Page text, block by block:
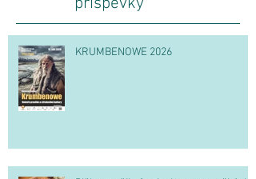
KRUMBENOWE 2026